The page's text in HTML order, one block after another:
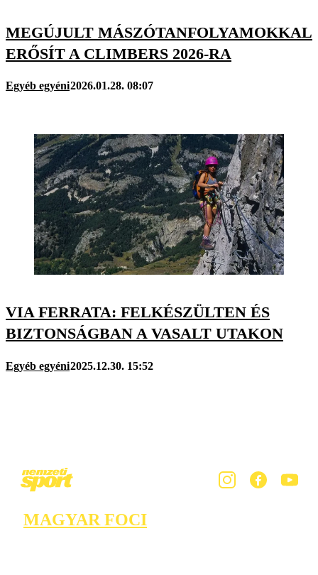
MEGÚJULT MÁSZÓTANFOLYAMOKKAL
ERŐSÍT A CLIMBERS 2026-RA
Egyéb egyéni2026.01.28. 08:07
VIA FERRATA: FELKÉSZÜLTEN ÉS
BIZTONSÁGBAN A VASALT UTAKON
Egyéb egyéni2025.12.30. 15:52
MAGYAR FOCI